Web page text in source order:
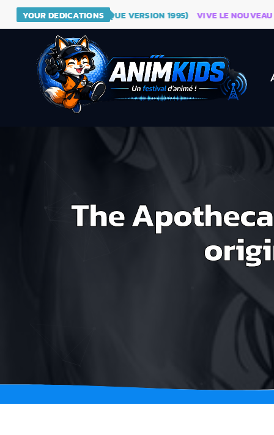
YOUR DEDICATIONS
BALL (GÉNÉRIQUE VERSION 1995) VIVE LE NOUVEAU
The